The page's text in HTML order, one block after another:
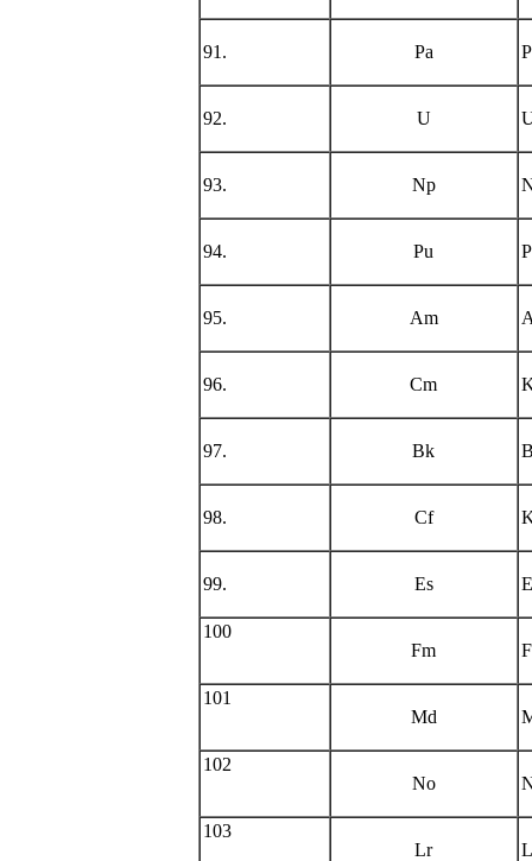
91. Pa
92. U
93. Np
94. Pu
95. Am
96. Cm
97. Bk
98. Cf
99. Es
100
Fm
101
Md
102
No
103
Lr